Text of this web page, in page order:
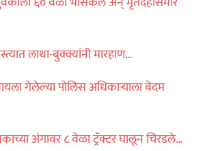
लाथा-बुक्क्यांनी मारहाण…
गेलेल्या पोलिस अधिकाऱ्याला बेदम
अंगावर ८ वेळा ट्रॅक्टर घालून चिरडले…